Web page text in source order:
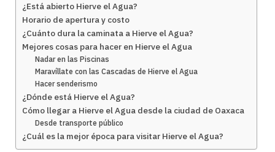
¿Está abierto Hierve el Agua?
Horario de apertura y costo
¿Cuánto dura la caminata a Hierve el Agua?
Mejores cosas para hacer en Hierve el Agua
Nadar en las Piscinas
Maravíllate con las Cascadas de Hierve el Agua
Hacer senderismo
¿Dónde está Hierve el Agua?
Cómo llegar a Hierve el Agua desde la ciudad de Oaxaca
Desde transporte público
¿Cuál es la mejor época para visitar Hierve el Agua?